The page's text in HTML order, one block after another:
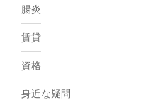
腸炎
賃貸
資格
身近な疑問